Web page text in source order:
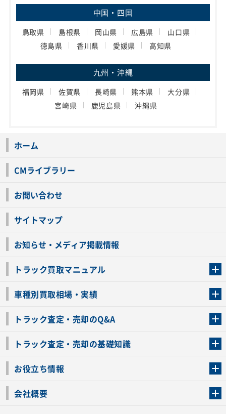
中国・四国
鳥取県 島根県 岡山県 広島県
山口県
徳島県
香川県 愛媛県 高知県
九州・沖縄
福岡県 佐賀県 長崎県 熊本県
大分県
宮崎県
鹿児島県 沖縄県
ホーム
CMライブラリー
お問い合わせ
サイトマップ
お知らせ・メディア掲載情報
トラック買取マニュアル
車種別買取相場・実績
トラック査定・売却のQ&A
トラック査定・売却の基礎知識
お役立ち情報
会社概要